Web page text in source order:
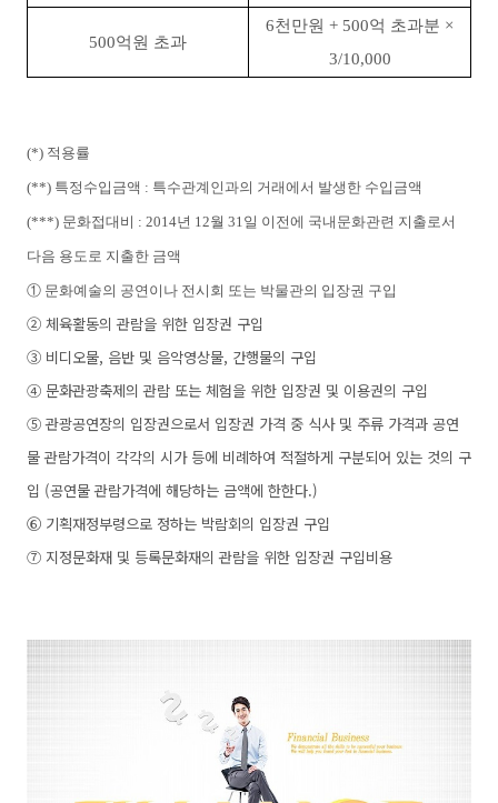
500억원 초과
6천만원 + 500억 초과분 ×
3/10,000
(*) 적용률
(**) 특정수입금액 : 특수관계인과의 거래에서 발생한 수입금액
(***) 문화접대비 : 2014년 12월 31일 이전에 국내문화관련 지출로서
다음 용도로 지출한 금액
① 문화예술의 공연이나 전시회 또는 박물관의 입장권 구입
② 체육활동의 관람을 위한 입장권 구입
③ 비디오물, 음반 및 음악영상물, 간행물의 구입
④ 문화관광축제의 관람 또는 체험을 위한 입장권 및 이용권의 구입
⑤관광공연장의 입장권으로서 입장권 가격 중 식사 및 주류 가격과 공연
물 관람가격이 각각의 시가 등에 비례하여 적절하게 구분되어 있는 것의 구
입 (공연물 관람가격에 해당하는 금액에 한한다.)
⑥ 기획재정부령으로 정하는 박람회의 입장권 구입
⑦ 지정문화재 및 등록문화재의 관람을 위한 입장권 구입비용